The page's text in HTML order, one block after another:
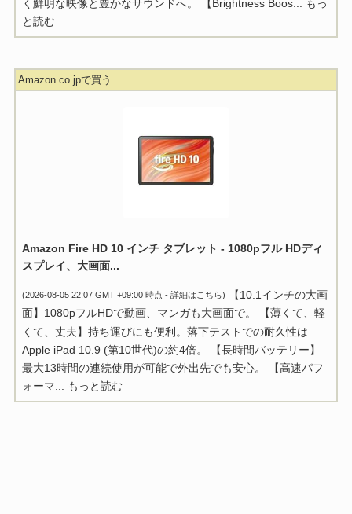
く鮮明な映像と豊かなサウンドへ。 【Brightness Boos...
もっ
と読む
Amazon.co.jpで買う
Amazon Fire HD 10 インチ タブレット - 1080pフル HDディ
スプレイ、大画面...
(2026-08-05 22:07 GMT +09:00 時点 - 詳細はこちら)
【10.1インチの大画
面】1080pフルHDで動画、マンガも大画面で。 【薄くて、軽
くて、丈夫】持ち運びにも便利。落下テストでの耐久性は
Apple iPad 10.9 (第10世代)の約4倍。 【長時間バッテリー】
最大13時間の連続使用が可能で外出先でも安心。 【高速パフ
ォーマ... もっと読む